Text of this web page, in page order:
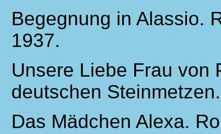
Begegnung in Alassio.
1937.
Unsere Liebe Frau von
deutschen
Das Mädchen Alexa.